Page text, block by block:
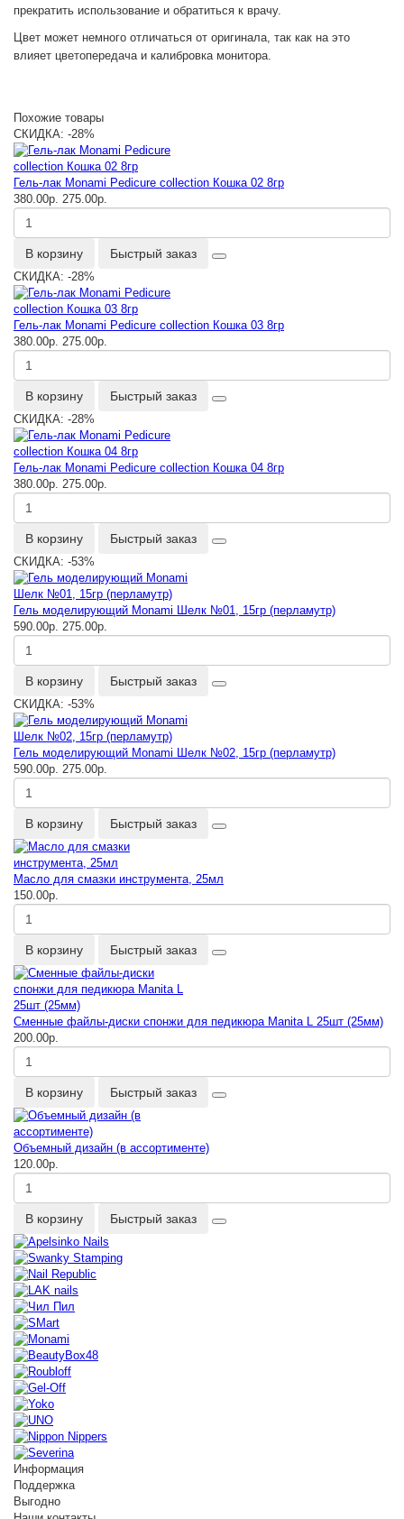
прекратить использование и обратиться к врачу.
Цвет может немного отличаться от оригинала, так как на это
влияет цветопередача и калибровка монитора.
Похожие товары
СКИДКА: -28%
Гель-лак Monami Pedicure collection Кошка 02 8гр
380.00р. 275.00р.
В корзину Быстрый заказ
СКИДКА: -28%
Гель-лак Monami Pedicure collection Кошка 03 8гр
380.00р. 275.00р.
В корзину Быстрый заказ
СКИДКА: -28%
Гель-лак Monami Pedicure collection Кошка 04 8гр
380.00р. 275.00р.
В корзину Быстрый заказ
СКИДКА: -53%
Гель моделирующий Monami Шелк №01, 15гр (перламутр)
590.00р. 275.00р.
В корзину Быстрый заказ
СКИДКА: -53%
Гель моделирующий Monami Шелк №02, 15гр (перламутр)
590.00р. 275.00р.
В корзину Быстрый заказ
Масло для смазки инструмента, 25мл
150.00р.
В корзину Быстрый заказ
Сменные файлы-диски спонжи для педикюра Manita L 25шт (25мм)
200.00р.
В корзину Быстрый заказ
Объемный дизайн (в ассортименте)
120.00р.
В корзину Быстрый заказ
Информация
Поддержка
Выгодно